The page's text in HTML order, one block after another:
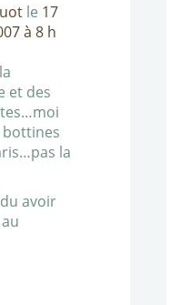
le 17
à 8 h
et des
bottines
la
avoir